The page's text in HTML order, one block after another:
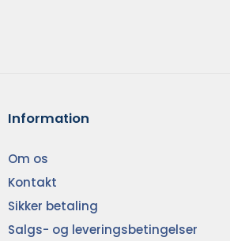
Information
Om os
Kontakt
Sikker betaling
Salgs- og leveringsbetingelser